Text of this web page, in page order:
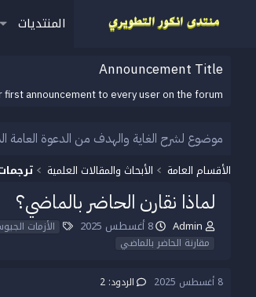
المنتديات
Announcement Title
first announcement to every user on the forum.
موضوع لشرح الغاية والهدف من الدعوة العامة
الأقسام العامة الأبحاث والمقالات العلمية
لماذا نقارن الحاضر بالماضي؟
ب
ا
ا
Admin
ت
ا
8 أغسطس 2025 الأزمات
مقارنة الحاضر بالماضي
8 أغسطس 2025
الردود: 2